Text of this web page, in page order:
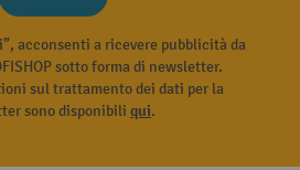
acconsenti a ricevere pubblicità da
sotto forma di newsletter.
sul trattamento dei dati per la
sono disponibili qui.